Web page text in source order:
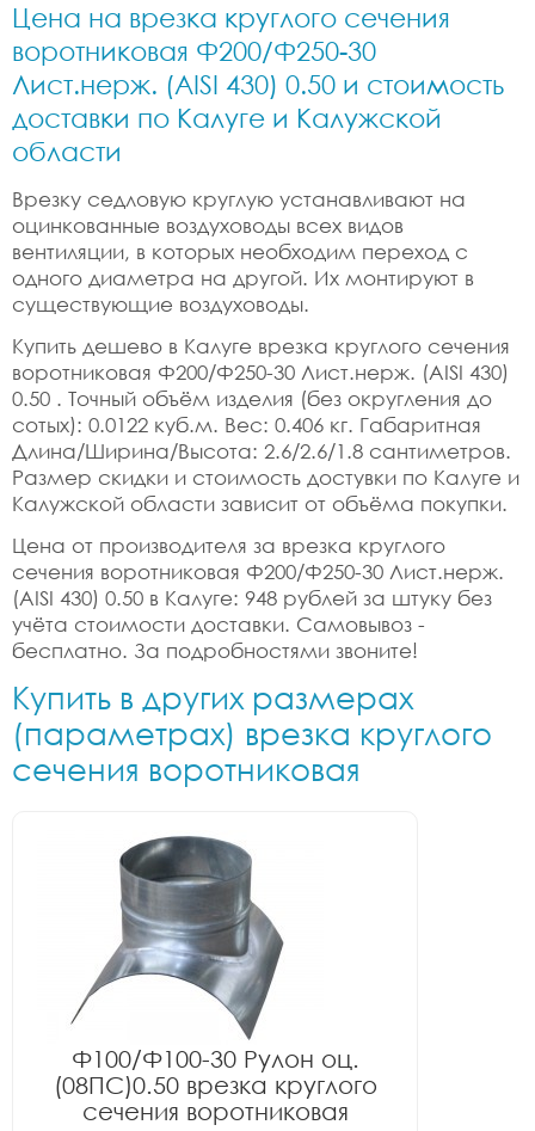
Цена на врезка круглого сечения
воротниковая Ф200/Ф250-30
Лист.нерж. (AISI 430) 0.50 и стоимость
доставки по Калуге и Калужской
области
Врезку седловую круглую устанавливают на
оцинкованные воздуховоды всех видов
вентиляции, в которых необходим переход с
одного диаметра на другой. Их монтируют в
существующие воздуховоды.
Купить дешево в Калуге врезка круглого сечения
воротниковая Ф200/Ф250-30 Лист.нерж. (AISI 430)
0.50 . Точный объём изделия (без округления до
сотых): 0.0122 куб.м. Вес: 0.406 кг. Габаритная
Длина/Ширина/Высота: 2.6/2.6/1.8 сантиметров.
Размер скидки и стоимость достувки по Калуге и
Калужской области зависит от объёма покупки.
Цена от производителя за врезка круглого
сечения воротниковая Ф200/Ф250-30 Лист.нерж.
(AISI 430) 0.50 в Калуге: 948 рублей за штуку без
учёта стоимости доставки. Самовывоз -
бесплатно. За подробностями звоните!
Купить в других размерах
(параметрах) врезка круглого
сечения воротниковая
Ф100/Ф100-30 Рулон оц.
(08ПС)0.50 врезка круглого
сечения воротниковая